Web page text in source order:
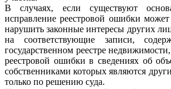
В случаях, если существуют
исправление реестровой ошибки
нарушить законные интересы других
на соответствующие записи,
государственном реестре
реестровой ошибки в сведениях об
собственниками которых являются
только по решению суда.